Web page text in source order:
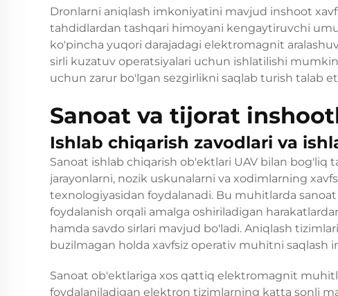
Dronlarni aniqlash imkoniyatini mavjud inshoot
tahdidlardan tashqari himoyani kengaytiruvchi
ko'pincha yuqori darajadagi elektromagnit
sirli kuzatuv operatsiyalari uchun ishlatilishi
uchun zarur bo'lgan sezgirlikni saqlab turish talab
Sanoat va tijorat
Ishlab chiqarish zavodlari va
Sanoat ishlab chiqarish ob'ektlari UAV bilan bog'liq
jarayonlarni, nozik uskunalarni va xodimlarning
texnologiyasidan foydalanadi. Bu muhitlarda
foydalanish orqali amalga oshiriladigan
hamda savdo sirlari mavjud bo'ladi. Aniqlash
buzilmagan holda xavfsiz operativ muhitni saqlash
Sanoat ob'ektlariga xos qattiq elektromagnit
foydalaniladigan elektron tizimlarning katta sonli